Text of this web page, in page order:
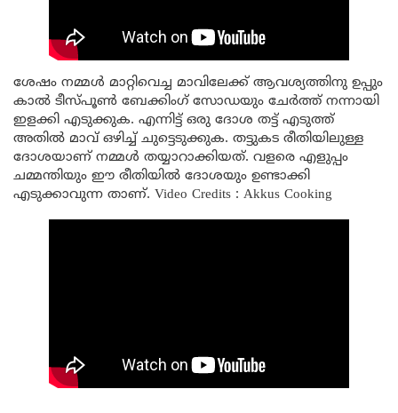
ശേഷം നമ്മൾ മാറ്റിവെച്ച മാവിലേക്ക് ആവശ്യത്തിനു ഉപ്പും
കാൽ ടീസ്പൂൺ ബേക്കിംഗ് സോഡയും ചേർത്ത് നന്നായി
ഇളക്കി എടുക്കുക. എന്നിട്ട് ഒരു ദോശ തട്ട് എടുത്ത്
അതിൽ മാവ് ഒഴിച്ച് ചുട്ടെടുക്കുക. തട്ടുകട രീതിയിലുള്ള
ദോശയാണ് നമ്മൾ തയ്യാറാക്കിയത്. വളരെ എളുപ്പം
ചമ്മന്തിയും ഈ രീതിയിൽ ദോശയും ഉണ്ടാക്കി
എടുക്കാവുന്ന താണ്. Video Credits : Akkus Cooking